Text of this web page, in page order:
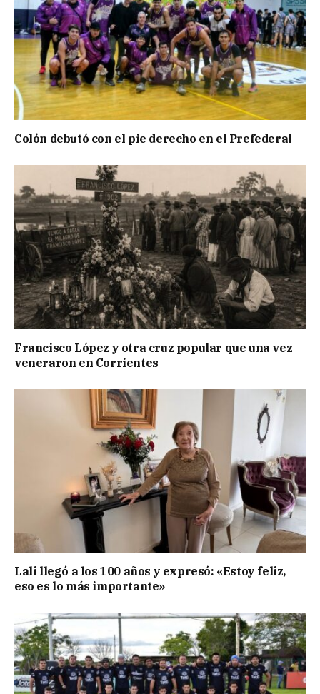
Colón debutó con el pie derecho en el Prefederal
Francisco López y otra cruz popular que una vez
veneraron en Corrientes
Lali llegó a los 100 años y expresó: «Estoy feliz,
eso es lo más importante»